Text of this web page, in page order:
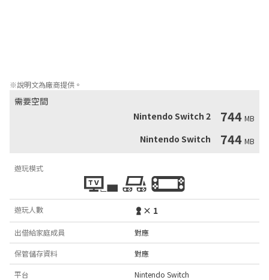
※說明文為廠商提供。
需要空間
Nintendo Switch 2
744 MB
Nintendo Switch 744 MB
遊玩模式
遊玩人數 × 1
出借給家庭成員 對應
保管儲存資料 對應
平台 Nintendo Switch